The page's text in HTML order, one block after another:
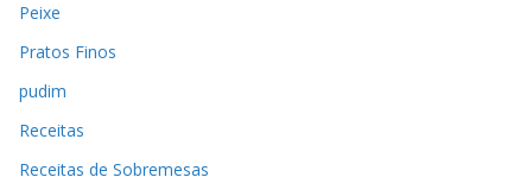
Peixe
Pratos Finos
pudim
Receitas
Receitas de Sobremesas